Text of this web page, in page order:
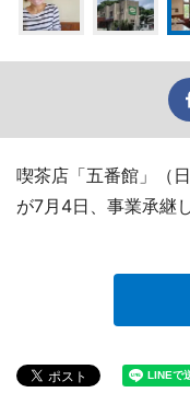
喫茶店「五番館」（
が7月4日、事業承継